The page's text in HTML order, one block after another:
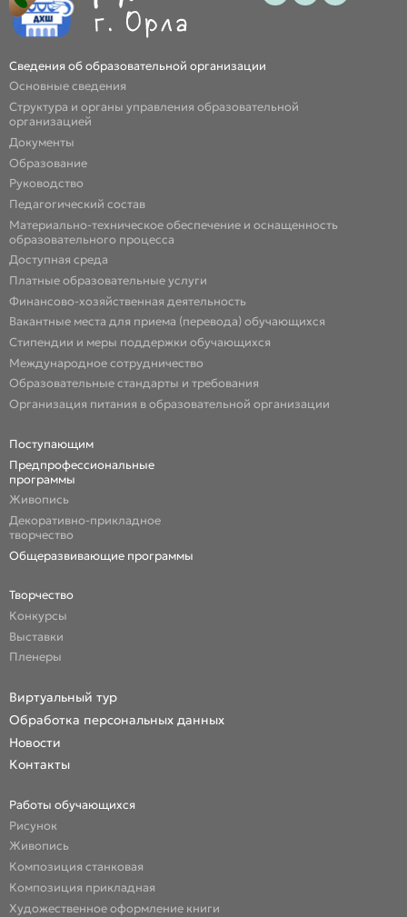
Сведения об образовательной организации
Основные сведения
Структура и органы управления образовательной
организацией
Документы
Образование
Руководство
Педагогический состав
Материально-техническое обеспечение и оснащенность
образовательного процесса
Доступная среда
Платные образовательные услуги
Финансово-хозяйственная деятельность
Вакантные места для приема (перевода) обучающихся
Стипендии и меры поддержки обучающихся
Международное сотрудничество
Образовательные стандарты и требования
Организация питания в образовательной организации
Поступающим
Предпрофессиональные
программы
Живопись
Декоративно-прикладное
творчество
Общеразвивающие программы
Творчество
Конкурсы
Выставки
Пленеры
Виртуальный тур
Обработка персональных данных
Новости
Контакты
Работы обучающихся
Рисунок
Живопись
Композиция станковая
Композиция прикладная
Художественное оформление книги